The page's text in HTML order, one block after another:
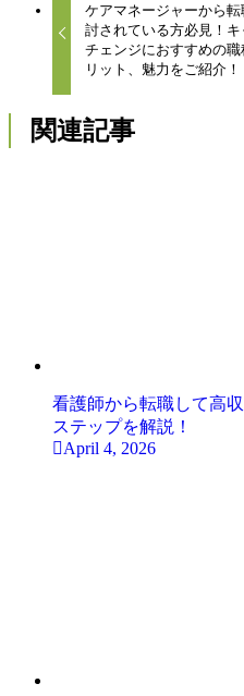
ケアマネージャーから転
討されている方必見！キ
チェンジにおすすめの職
リット、魅力をご紹介！
関連記事
看護師から転職して高
ステップを解説！
April 4, 2026